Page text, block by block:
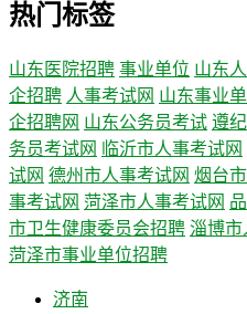
热门标签
山东医院招聘 事业单位 山东
企招聘 人事考试网 山东事业
企招聘网 山东公务员考试 遵
务员考试网
临沂市人事考试网
试网 德州市人事考试网 烟台
事考试网 菏泽市人事考试网
市卫生健康委员会招聘 淄博市
菏泽市事业单位招聘
济南